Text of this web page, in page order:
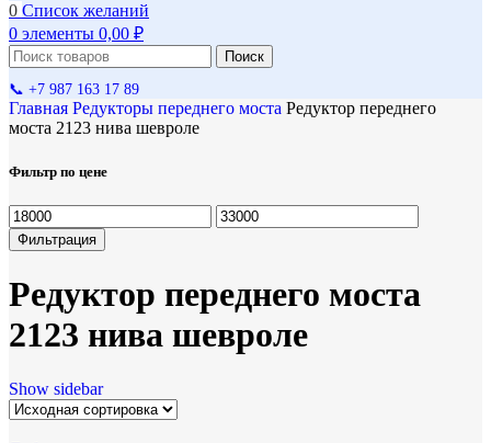
0 Список желаний
0 элементы 0,00 ₽
Поиск
📞 +7 987 163 17 89
Главная Редукторы переднего моста Редуктор переднего
моста 2123 нива шевроле
Фильтр по цене
Фильтрация
Редуктор переднего моста
2123 нива шевроле
Show sidebar